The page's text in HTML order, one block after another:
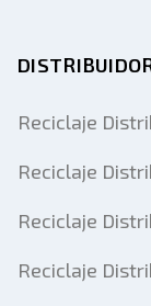
Reciclaje
Reciclaje
Reciclaje
Reciclaje